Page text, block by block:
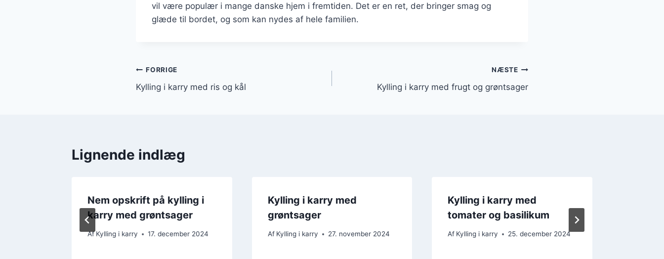
vil være populær i mange danske hjem i fremtiden. Det er en ret, der bringer smag og
glæde til bordet, og som kan nydes af hele familien.
Indlægsnavigation
FORRIGE
Kylling i karry med ris og kål
NÆSTE
Kylling i karry med frugt og grøntsager
Lignende indlæg
Nem opskrift på kylling i
karry med grøntsager
Af Kylling i karry 17. december 2024
Kylling i karry med
grøntsager
Af Kylling i karry 27. november 2024
Kylling i karry med
tomater og basilikum
Af Kylling i karry 25. december 2024